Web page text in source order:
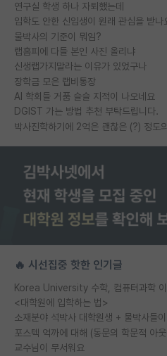
연구실 학생 하나 자퇴했는데
입학도 안한 신입생이 원래 관심을 받나
물박사의 기준이 뭐임?
랩홈피에 다들 본인 사진 올리냐
신생랩가지말라는 이유가 있었구나
장학금 모은 랩비통장
AI 학회들 거품 슬슬 지적이 나오네요
DGIST 가는 방법 추천 부탁드립니다.
🔥 시선집중 핫한 인기글
<대학원에 입학하는 법>
소재분야 석박사 대학원생 + 물박사들
교수님이 무서워요